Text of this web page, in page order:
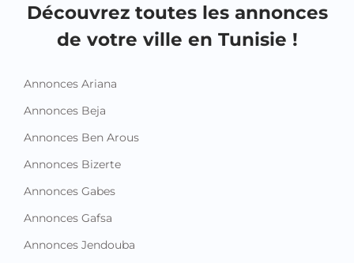
Découvrez toutes les annonces
de votre ville en Tunisie !
Annonces Ariana
Annonces Beja
Annonces Ben Arous
Annonces Bizerte
Annonces Gabes
Annonces Gafsa
Annonces Jendouba